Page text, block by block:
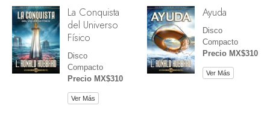
La Conquista
del Universo
Físico
Disco
Compacto
Precio MX$310
Ver Más
Ayuda
Disco
Compacto
Precio MX$310
Ver Más